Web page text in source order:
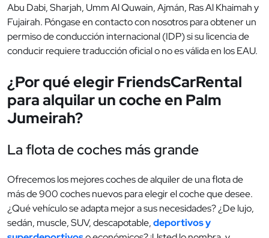
Abu Dabi, Sharjah, Umm Al Quwain, Ajmán, Ras Al Khaimah y
Fujairah. Póngase en contacto con nosotros para obtener un
permiso de conducción internacional (IDP) si su licencia de
conducir requiere traducción oficial o no es válida en los EAU.
¿Por qué elegir FriendsCarRental
para alquilar un coche en Palm
Jumeirah?
La flota de coches más grande
Ofrecemos los mejores coches de alquiler de una flota de
más de 900 coches nuevos para elegir el coche que desee.
¿Qué vehículo se adapta mejor a sus necesidades? ¿De lujo,
sedán, muscle, SUV, descapotable,deportivos y